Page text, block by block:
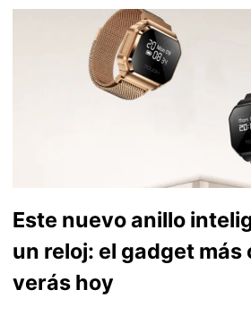
Este nuevo anillo
un reloj: el gadget más
verás hoy